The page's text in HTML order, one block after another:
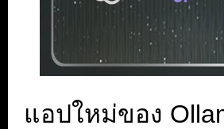
แอปใหม่ของ